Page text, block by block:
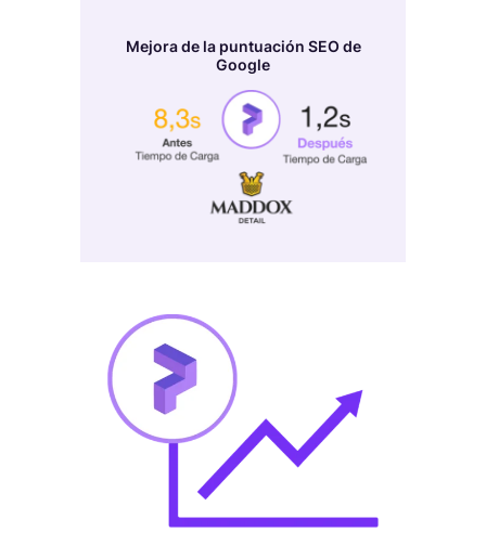
Mejora de la puntuación SEO de
Google